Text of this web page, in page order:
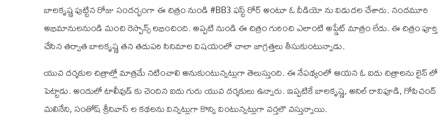
బాలకృష్ణ పుట్టిన రోజు సందర్భంగా ఈ చిత్రం నుండి #BB3 ఫస్ట్ రోర్ అంటూ ఓ వీడియో ను విడుదల చేశారు. నందమూరి
అభిమానులనుండి మంచి రెస్పాన్స్ లభించింది. అప్పటి నుండి ఈ చిత్రం గురించి ఎలాంటి అప్డేట్ మాత్రం లేదు. ఈ చిత్రం పూర్తి
చేసిన తర్వాత బాలకృష్ణ తన తదుపరి సినిమాల విషయంలో చాలా జాగ్రత్తలు తీసుకుంటున్నాడు.
యువ దర్శకుల చిత్రాల్లో మాత్రమే నటించాలి అనుకుంటున్నట్లుగా తెలుస్తుంది. ఈ నేపథ్యంలో ఆయన ఓ ఐదు చిత్రాలను లైన్ లో
పెట్టాడు. అందులో టాలీవుడ్ కు చెందిన ఐదు గురు యువ దర్శకులు ఉన్నారు. ఇప్పటికే బాలకృష్ణ, అనిల్ రావిపూడి, గోపిచంద్
మలినేని, సంతోష్ శ్రీనివాస్ ల కథలను విన్నట్లుగా కొన్ని వింటున్నట్లుగా వర్తలౌ వస్తున్నాయి.